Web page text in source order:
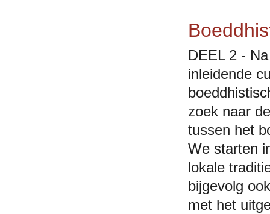
DEEL 2 -
inleidende
zoek naar
tussen het
We starten
lokale
bijgevolg
met het